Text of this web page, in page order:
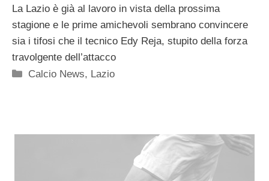
La Lazio è già al lavoro in vista della prossima
stagione e le prime amichevoli sembrano convincere
sia i tifosi che il tecnico Edy Reja, stupito della forza
travolgente dell’attacco
Categorie
Calcio News, Lazio